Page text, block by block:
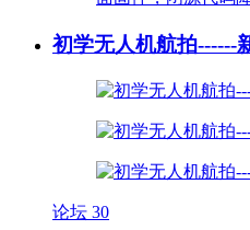
初学无人机航拍------
论坛 30